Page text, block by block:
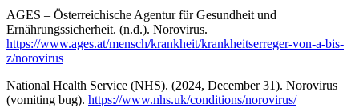
AGES – Österreichische Agentur für Gesundheit und
Ernährungssicherheit. (n.d.). Norovirus.
https://www.ages.at/mensch/krankheit/krankheitserreger-von-a-bis-
z/norovirus
National Health Service (NHS). (2024, December 31). Norovirus
(vomiting bug). https://www.nhs.uk/conditions/norovirus/